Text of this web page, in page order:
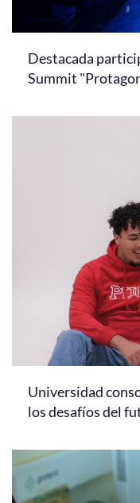
Destacada
Summit
Universidad
los desafíos del